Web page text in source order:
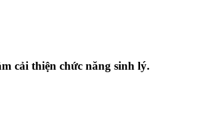
cải thiện chức năng sinh lý.